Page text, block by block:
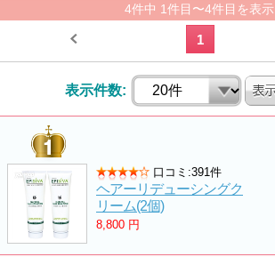
4件中 1件目〜4件目を表示
1
表示件数:
口コミ:391件
ヘアーリデューシングク
リーム(2個)
8,800 円